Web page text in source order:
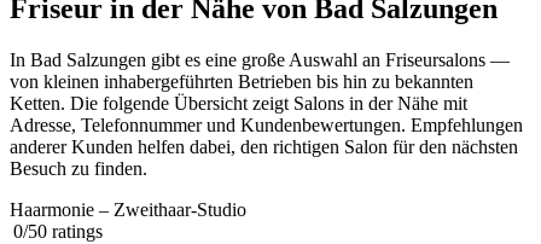
Friseur in der Nähe von Bad Salzungen
In Bad Salzungen gibt es eine große Auswahl an Friseursalons —
von kleinen inhabergeführten Betrieben bis hin zu bekannten
Ketten. Die folgende Übersicht zeigt Salons in der Nähe mit
Adresse, Telefonnummer und Kundenbewertungen. Empfehlungen
anderer Kunden helfen dabei, den richtigen Salon für den nächsten
Besuch zu finden.
Haarmonie – Zweithaar-Studio
0/50 ratings